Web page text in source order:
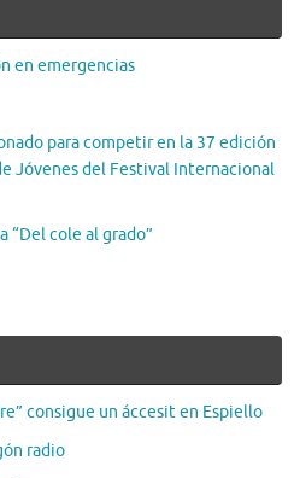
en emergencias
para competir en la 37 edición
Jóvenes del Festival Internacional
“Del cole al grado”
consigue un áccesit en Espiello
radio